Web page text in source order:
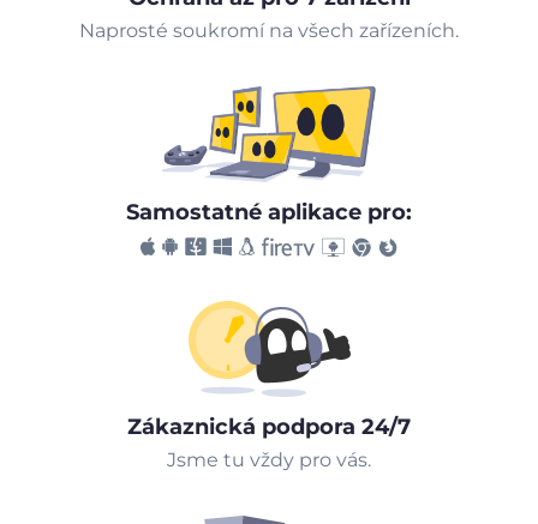
Naprosté soukromí na všech zařízeních.
Samostatné aplikace pro:
Zákaznická podpora 24/7
Jsme tu vždy pro vás.